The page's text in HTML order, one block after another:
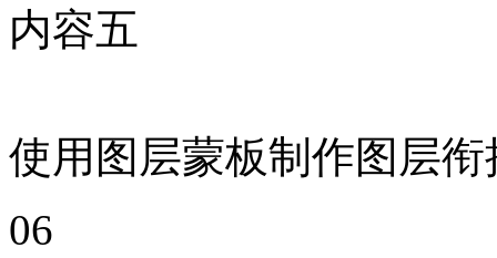
内容五
使用图层蒙板制作图层衔
06